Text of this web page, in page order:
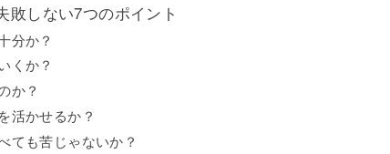
敗しない7つのポイント
分か？
くか？
か？
活かせるか？
ても苦じゃないか？